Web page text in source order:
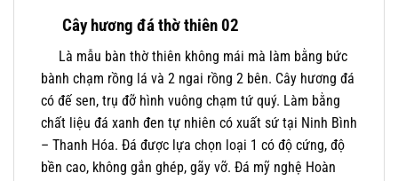
Cây hương đá thờ thiên 02
Là mẫu bàn thờ thiên không mái mà làm bằng bức
bành chạm rồng lá và 2 ngai rồng 2 bên. Cây hương đá
có đế sen, trụ đỡ hình vuông chạm tứ quý. Làm bằng
chất liệu đá xanh đen tự nhiên có xuất sứ tại Ninh Bình
– Thanh Hóa. Đá được lựa chọn loại 1 có độ cứng, độ
bền cao, không gắn ghép, gãy vỡ. Đá mỹ nghệ Hoàn